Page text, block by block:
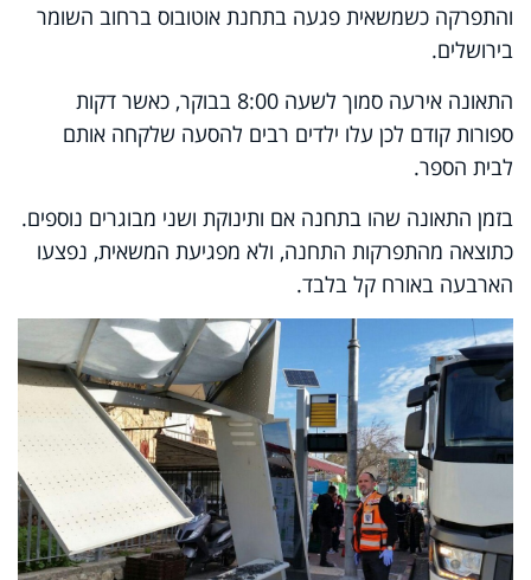
והתפרקה כשמשאית פגעה בתחנת אוטובוס ברחוב השומר
בירושלים.
התאונה אירעה סמוך לשעה 8:00 בבוקר, כאשר דקות
ספורות קודם לכן עלו ילדים רבים להסעה שלקחה אותם
לבית הספר.
בזמן התאונה שהו בתחנה אם ותינוקת ושני מבוגרים נוספים.
כתוצאה מהתפרקות התחנה, ולא מפגיעת המשאית, נפצעו
הארבעה באורח קל בלבד.